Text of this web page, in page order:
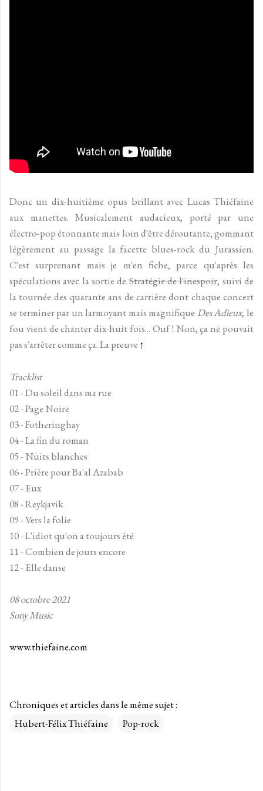
Donc un dix-huitième opus brillant avec Lucas Thiéfaine
aux manettes. Musicalement audacieux, porté par une
électro-pop étonnante mais loin d'être déroutante, gommant
légèrement au passage la facette blues-rock du Jurassien.
C'est surprenant mais je m'en fiche, parce qu'après les
spéculations avec la sortie deStratégie de l'inespoir, suivi de
la tournée des quarante ans de carrière dont chaque concert
se terminer par un larmoyant mais magnifique Des Adieux, le
fou vient de chanter dix-huit fois... Ouf ! Non, ça ne pouvait
pas s'arrêter comme ça. La preuve ↑
Tracklist
01 - Du soleil dans ma rue
02 - Page Noire
03 - Fotheringhay
04 - La fin du roman
05 - Nuits blanches
06 - Prière pour Ba'al Azabab
07 - Eux
08 - Reykjavik
09 - Vers la folie
10 - L'idiot qu'on a toujours été
11 - Combien de jours encore
12 - Elle danse
08 octobre 2021
Sony Music
www.thiefaine.com
Chroniques et articles dans le même sujet :
Hubert-Félix Thiéfaine
Pop-rock